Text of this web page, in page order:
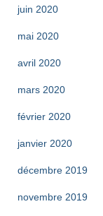
juin 2020
mai 2020
avril 2020
mars 2020
février 2020
janvier 2020
décembre 2019
novembre 2019